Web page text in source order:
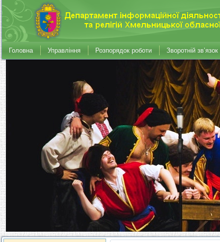
Головна Управління Розпорядок роботи Зворотній зв’язок